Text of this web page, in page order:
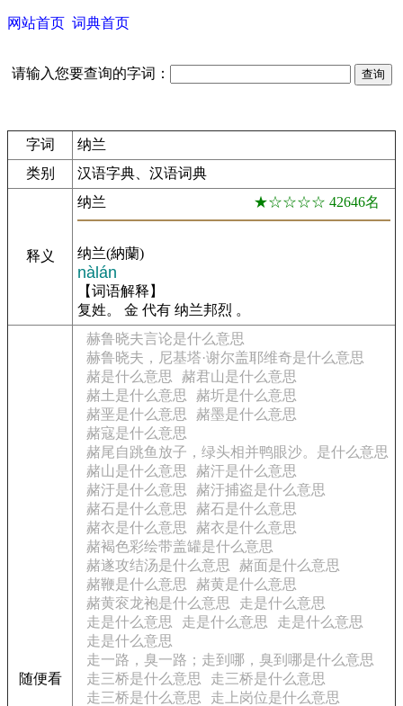
网站首页 词典首页
请输入您要查询的字词：
字词
纳兰
类别
汉语字典、汉语词典
释义
纳兰 ★☆☆☆☆ 42646名
纳兰(納蘭)
nàlán
【词语解释】
复姓。 金 代有 纳兰邦烈 。
随便看
赫鲁晓夫言论是什么意思
赫鲁晓夫，尼基塔·谢尔盖耶维奇是什么意思
赭是什么意思
赭君山是什么意思
赭土是什么意思
赭圻是什么意思
赭垩是什么意思
赭墨是什么意思
赭寇是什么意思
赭尾自跳鱼放子，绿头相并鸭眼沙。是什么意思
赭山是什么意思
赭汗是什么意思
赭汙是什么意思
赭汙捕盗是什么意思
赭石是什么意思
赭石是什么意思
赭衣是什么意思
赭衣是什么意思
赭褐色彩绘带盖罐是什么意思
赭遂攻结汤是什么意思
赭面是什么意思
赭鞭是什么意思
赭黄是什么意思
赭黄衮龙袍是什么意思
走是什么意思
走是什么意思
走是什么意思
走是什么意思
走是什么意思
走一路，臭一路；走到哪，臭到哪是什么意思
走三桥是什么意思
走三桥是什么意思
走三桥是什么意思
走上岗位是什么意思